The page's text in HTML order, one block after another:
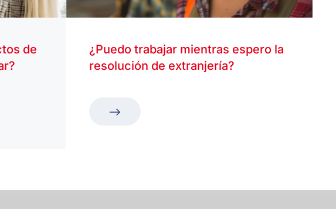
de
¿Puedo trabajar mientras espero la
resolución de extranjería?